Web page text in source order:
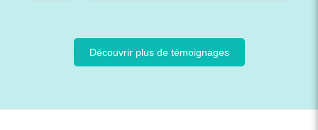
parties du corps que je ressens à peine mais
qui pourraient dégénérer en sensations
douloureuses si je n'y prêtais pas attention. De
la dimension psychique, débouchant ainsi sur
Découvrir plus de témoignages